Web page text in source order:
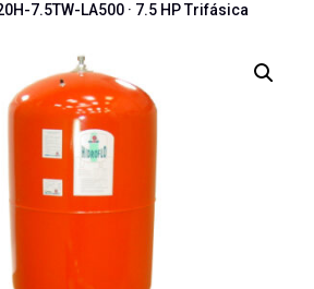
7.5TW-LA500 · 7.5 HP Trifásica